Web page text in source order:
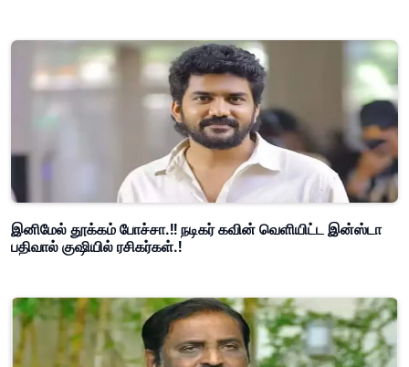
இனிமேல் தூக்கம் போச்சா.!! நடிகர் கவின் வெளியிட்ட இன்ஸ்டா
பதிவால் குஷியில் ரசிகர்கள்.!